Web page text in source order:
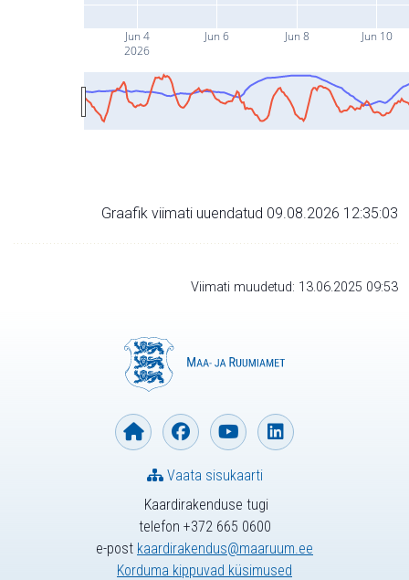
Jun 4
2026
Jun 6 Jun 8 Jun 10
Graafik viimati uuendatud 09.08.2026 12:35:03
Viimati muudetud: 13.06.2025 09:53
Kaardirakenduse tugi
telefon +372 665 0600
e-post kaardirakendus@maaruum.ee
Korduma kippuvad küsimused
Vaata sisukaarti